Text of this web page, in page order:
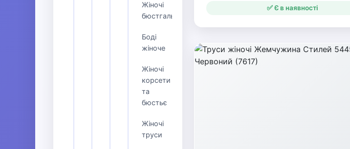
Жіночі
бюстгальтери
Боді
жіноче
Жіночі
корсети
та
бюстьє
Жіночі
труси
✅ Є в наявності